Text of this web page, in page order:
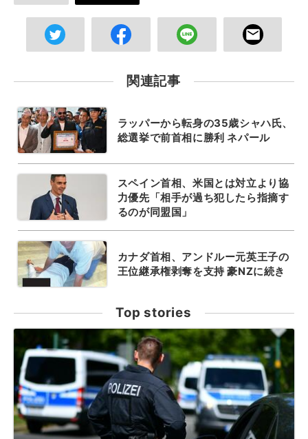
関連記事
ラッパーから転身の35歳シャハ氏、
総選挙で前首相に勝利 ネパール
スペイン首相、米国とは対立より協
力優先「相手が過ち犯したら指摘す
るのが同盟国」
カナダ首相、アンドルー元英王子の
王位継承権剥奪を支持 豪NZに続き
Top stories